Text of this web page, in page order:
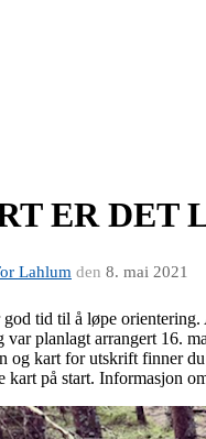
ER DET
Lahlum den 8. mai 2021
tid til å løpe
var planlagt arrangert 16.
og kart for utskrift finner
kart på start. Informasjon